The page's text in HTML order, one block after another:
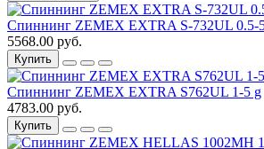
Спиннинг ZEMEX EXTRA S-732UL 0.5-
5568.00 руб.
Купить
Спиннинг ZEMEX EXTRA S762UL 1-5 g
4783.00 руб.
Купить